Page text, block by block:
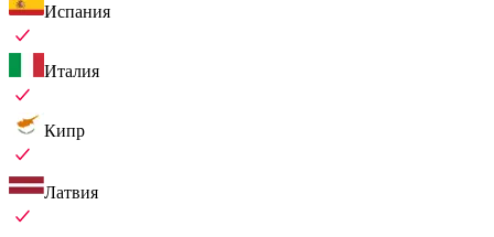
Испания
Италия
Кипр
Латвия